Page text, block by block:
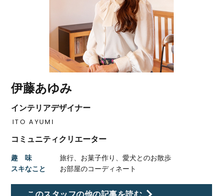
伊藤あゆみ
インテリアデザイナー
ITO AYUMI
コミュニティクリエーター
趣 味
旅行、お菓子作り、愛犬とのお散歩
スキなこと
お部屋のコーディネート